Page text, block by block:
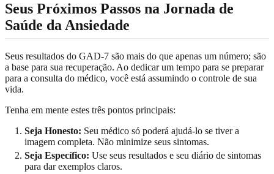
Seus Próximos Passos na Jornada de
Saúde da Ansiedade
Seus resultados do GAD-7 são mais do que apenas um número; são
a base para sua recuperação. Ao dedicar um tempo para se preparar
para a consulta do médico, você está assumindo o controle de sua
vida.
Tenha em mente estes três pontos principais:
Seja Honesto: Seu médico só poderá ajudá-lo se tiver a
imagem completa. Não minimize seus sintomas.
Seja Específico: Use seus resultados e seu diário de sintomas
para dar exemplos claros.